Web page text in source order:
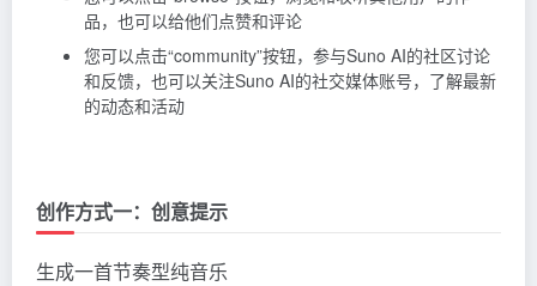
品，也可以给他们点赞和评论
您可以点击“community”按钮，参与Suno AI的社区讨论
和反馈，也可以关注Suno AI的社交媒体账号，了解最新
的动态和活动
创作方式一：创意提示
生成一首节奏型纯音乐